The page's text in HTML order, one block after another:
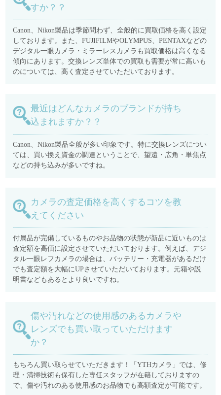
すか？？
Canon、Nikon製品は季節問わず、全般的に買取価格を高く設定
しております。また、FUJIFILMやOLYMPUS、PENTAXなどの
デジタル一眼カメラ・ミラーレスカメラも買取価格は高くなる
傾向にあります。交換レンズ単体での買取も需要が常に高いも
のについては、高く査定させていただいております。
最近はどんなカメラのブランドが持ち
込まれますか？？
Canon、Nikon製品全般が多い印象です。特に交換レンズについ
ては、買い換え資金の調達ということで、望遠・広角・単焦点
などの持ち込みが多いですね。
カメラの査定価格を高くするコツを教
えてください
付属品が完備しているものやお品物の状態が新品に近いものは
査定額を高価に設定させていただいております。例えば、デジ
タル一眼レフカメラの場合は、バッテリー・充電器があるだけ
でも査定額を大幅にUPさせていただいております。元箱や説
明書などもあるとより良いですね。
傷や汚れなどの使用感のあるカメラや
レンズでも買い取っていただけます
か？
もちろん買い取らせていただきます！「YTHカメラ」では、修
理・清掃技術も保有した専任スタッフが在籍しておりますの
で、傷や汚れのある使用感のお品物でも高額査定が可能です。